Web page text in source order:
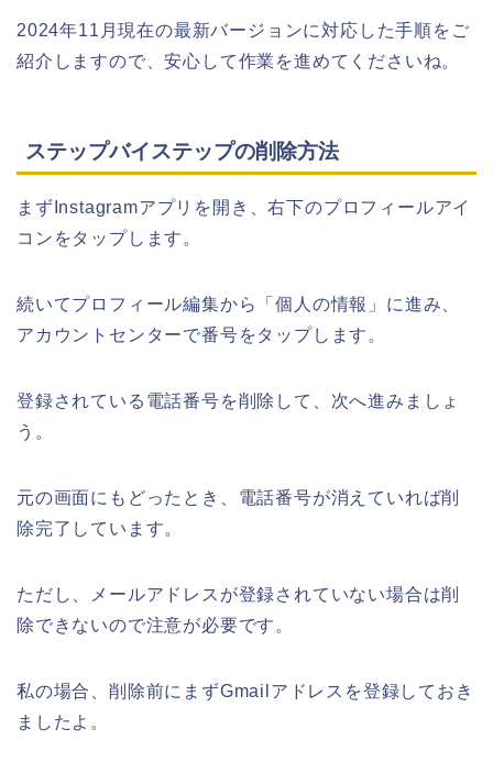
2024年11月現在の最新バージョンに対応した手順をご
紹介しますので、安心して作業を進めてくださいね。
ステップバイステップの削除方法
まずInstagramアプリを開き、右下のプロフィールアイ
コンをタップします。
続いてプロフィール編集から「個人の情報」に進み、
アカウントセンターで番号をタップします。
登録されている電話番号を削除して、次へ進みましょ
う。
元の画面にもどったとき、電話番号が消えていれば削
除完了しています。
ただし、メールアドレスが登録されていない場合は削
除できないので注意が必要です。
私の場合、削除前にまずGmailアドレスを登録しておき
ましたよ。